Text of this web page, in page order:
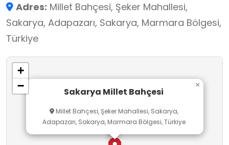
Özellikle yaz dönemlerinde bu alanda birçok
konser ve etkinlikler de yapılmaktadır.
Adres: Millet Bahçesi, Şeker Mahallesi,
Sakarya, Adapazarı, Sakarya, Marmara Bölgesi,
Türkiye
Sakarya Millet Bahçesi
Millet Bahçesi, Şeker Mahallesi, Sakarya,
Adapazarı, Sakarya, Marmara Bölgesi, Türkiye
×
+
−